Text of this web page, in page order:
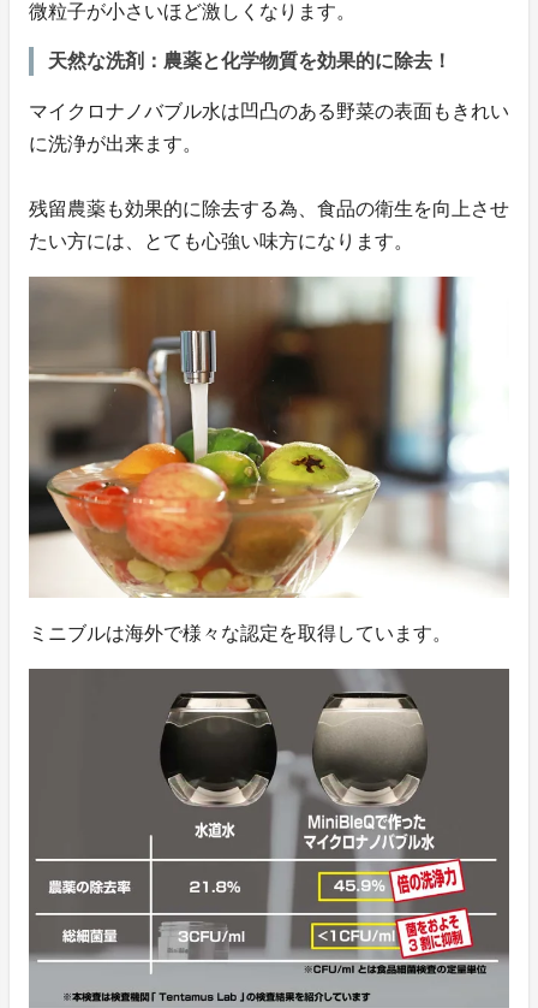
微粒子が小さいほど激しくなります。
天然な洗剤：農薬と化学物質を効果的に除去！
マイクロナノバブル水は凹凸のある野菜の表面もきれい
に洗浄が出来ます。
残留農薬も効果的に除去する為、食品の衛生を向上させ
たい方には、とても心強い味方になります。
ミニブルは海外で様々な認定を取得しています。